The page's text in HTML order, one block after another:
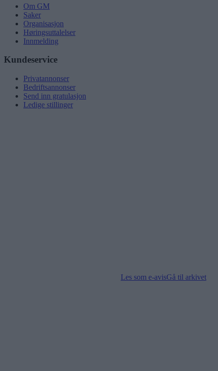
Om GM
Saker
Organisasjon
Høringsuttalelser
Innmelding
Kundeservice
Privatannonser
Bedriftsannonser
Send inn gratulasjon
Ledige stillinger
Les som e-avisGå til arkivet